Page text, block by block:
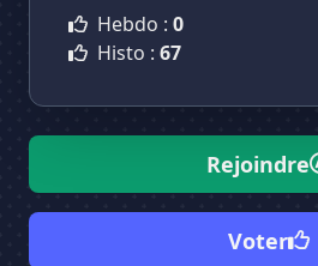
Hebdo : 0
Histo : 67
Rejoindre
Voter